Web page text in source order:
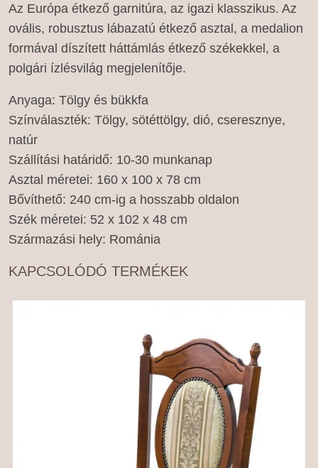
Az Európa étkező garnitúra, az igazi klasszikus. Az
ovális, robusztus lábazatú étkező asztal, a medalion
formával díszített háttámlás étkező székekkel, a
polgári ízlésvilág megjelenítője.
Anyaga: Tölgy és bükkfa
Színválaszték: Tölgy, sötéttölgy, dió, cseresznye,
natúr
Szállítási határidő: 10-30 munkanap
Asztal méretei: 160 x 100 x 78 cm
Bővíthető: 240 cm-ig a hosszabb oldalon
Szék méretei: 52 x 102 x 48 cm
Származási hely: Románia
KAPCSOLÓDÓ TERMÉKEK